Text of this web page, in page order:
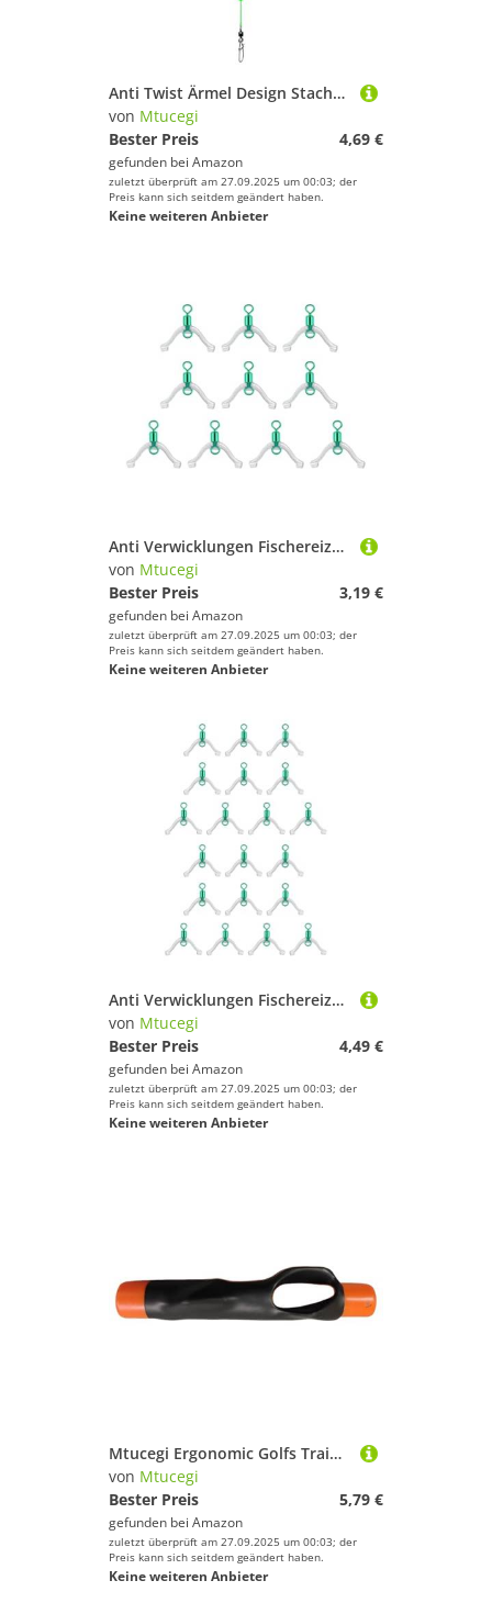
Anti Twist Ärmel Design Stachelhakenfischerei Tackle Backhead Carp Anti Bottom Suspension Schweben
von Mtucegi
Bester Preis
4,69 €
gefunden bei Amazon
zuletzt überprüft am 27.09.2025 um 00:03; der
Preis kann sich seitdem geändert haben.
Keine weiteren Anbieter
Anti Verwicklungen Fischereizubehörlinie Space Bifurcation Swivels Für Doppelhaken Subline Splitter Bindungs ​​ Werkzeuglinie Space Bifurcation Swivels Rings Schütze Gerät Für Doppelhaken Subline
von Mtucegi
Bester Preis
3,19 €
gefunden bei Amazon
zuletzt überprüft am 27.09.2025 um 00:03; der
Preis kann sich seitdem geändert haben.
Keine weiteren Anbieter
Anti Verwicklungen Fischereizubehörlinie Space Bifurcation Swivels Für Doppelhaken Subline Splitter Bindungs ​​ Werkzeuglinie Space Bifurcation Swivels Rings Schütze Gerät Für Doppelhaken Subline
von Mtucegi
Bester Preis
4,49 €
gefunden bei Amazon
zuletzt überprüft am 27.09.2025 um 00:03; der
Preis kann sich seitdem geändert haben.
Keine weiteren Anbieter
Mtucegi Ergonomic Golfs Training Tool Multifunktion Golftrainings Grip Corrector Für Die Korrekte Handpositionierung Golfschwung Korrektur Werkzeug
von Mtucegi
Bester Preis
5,79 €
gefunden bei Amazon
zuletzt überprüft am 27.09.2025 um 00:03; der
Preis kann sich seitdem geändert haben.
Keine weiteren Anbieter